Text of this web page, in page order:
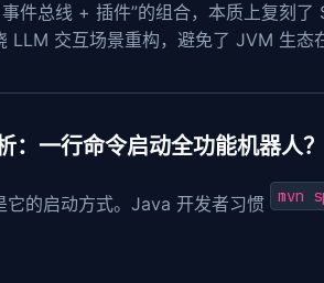
件总线 + 插件”的组合，本质上复刻了
LLM 交互场景重构，避免了 JVM 生态
：一行命令启动全功能机器人？
它的启动方式。Java 开发者习惯 mvn